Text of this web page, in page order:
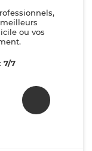
ou vos
7/7